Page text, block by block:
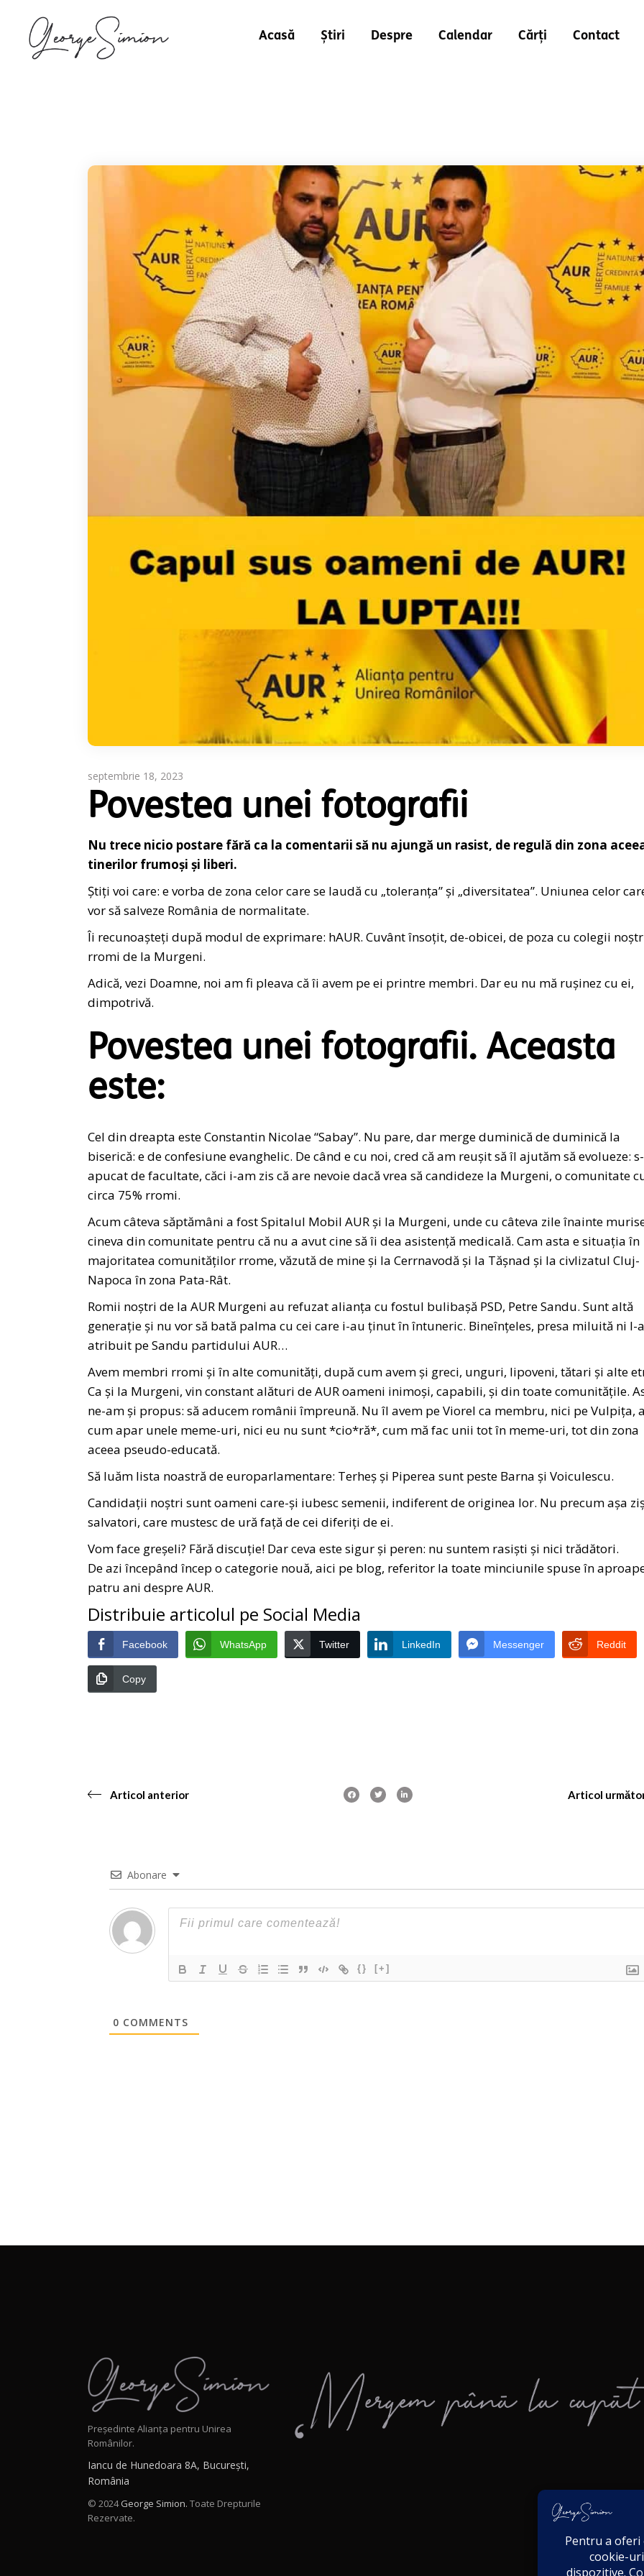
Acasă Știri Despre Calendar Cărți Contact
septembrie 18, 2023
Povestea unei fotografii
Nu trece nicio postare fără ca la comentarii să nu ajungă un rasist, de regulă din zona
tinerilor frumoși și liberi.
Știți voi care: e vorba de zona celor care se laudă cu „toleranța” și „diversitatea”. Uniunea celor
vor să salveze România de normalitate.
Îi recunoașteți după modul de exprimare: hAUR. Cuvânt însoțit, de-obicei, de poza cu colegii
rromi de la Murgeni.
Adică, vezi Doamne, noi am fi pleava că îi avem pe ei printre membri. Dar eu nu mă rușinez cu ei,
dimpotrivă.
Povestea unei fotografii. Aceasta
este:
Cel din dreapta este Constantin Nicolae “Sabay”. Nu pare, dar merge duminică de duminică la
biserică: e de confesiune evanghelic. De când e cu noi, cred că am reușit să îl ajutăm să evolueze:
apucat de facultate, căci i-am zis că are nevoie dacă vrea să candideze la Murgeni, o comunitate
circa 75% rromi.
Acum câteva săptămâni a fost Spitalul Mobil AUR și la Murgeni, unde cu câteva zile înainte
cineva din comunitate pentru că nu a avut cine să îi dea asistență medicală. Cam asta e situația în
majoritatea comunităților rrome, văzută de mine și la Cerrnavodă și la Tășnad și la civlizatul Cluj-
Napoca în zona Pata-Rât.
Romii noștri de la AUR Murgeni au refuzat alianța cu fostul bulibașă PSD, Petre Sandu. Sunt altă
generație și nu vor să bată palma cu cei care i-au ținut în întuneric. Bineînțeles, presa miluită ni l-a
atribuit pe Sandu partidului AUR…
Avem membri rromi și în alte comunități, după cum avem și greci, unguri, lipoveni, tătari și alte
Ca și la Murgeni, vin constant alături de AUR oameni inimoși, capabili, și din toate comunitățile.
ne-am și propus: să aducem românii împreună. Nu îl avem pe Viorel ca membru, nici pe Vulpița,
cum apar unele meme-uri, nici eu nu sunt *cio*ră*, cum mă fac unii tot în meme-uri, tot din zona
aceea pseudo-educată.
Să luăm lista noastră de europarlamentare: Terheș și Piperea sunt peste Barna și Voiculescu.
Candidații noștri sunt oameni care-și iubesc semenii, indiferent de originea lor. Nu precum așa
salvatori, care mustesc de ură față de cei diferiți de ei.
Vom face greșeli? Fără discuție! Dar ceva este sigur și peren: nu suntem rasiști și nici trădători.
De azi începând încep o categorie nouă, aici pe blog, referitor la toate minciunile spuse în
patru ani despre AUR.
Distribuie articolul pe Social Media
Facebook WhatsApp Twitter LinkedIn Messenger Reddit
Copy
Articol anterior Articol
Abonare
{} [+]
0 COMMENTS
Președinte Alianța pentru Unirea
Românilor.
Iancu de Hunedoara 8A, București,
România
© 2024George Simion. Toate Drepturile
Rezervate.